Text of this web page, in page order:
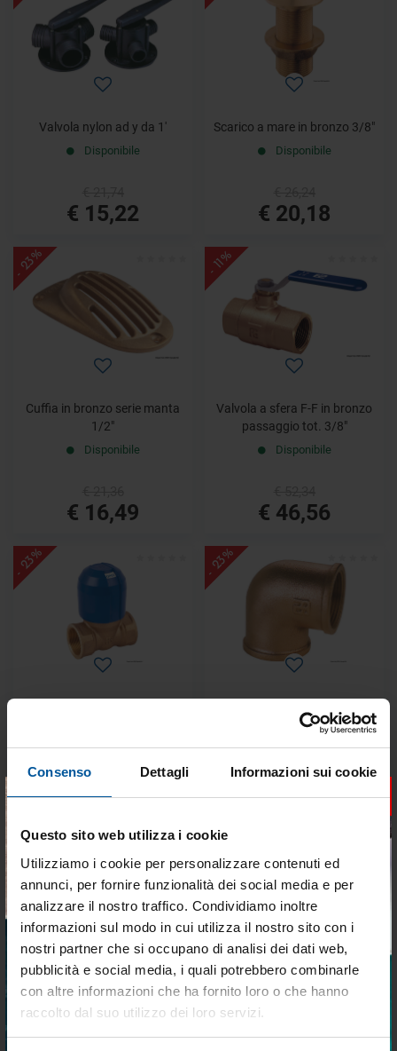
Tieniti aggiornato sulle
migliori occasioni per la tua
barca
×
Consenso Dettagli Informazioni sui cookie
Questo sito web utilizza i cookie
Utilizziamo i cookie per personalizzare contenuti ed
annunci, per fornire funzionalità dei social media e per
analizzare il nostro traffico. Condividiamo inoltre
informazioni sul modo in cui utilizza il nostro sito con i
nostri partner che si occupano di analisi dei dati web,
pubblicità e social media, i quali potrebbero combinarle
con altre informazioni che ha fornito loro o che hanno
raccolto dal suo utilizzo dei loro servizi.
Valvola nylon ad y da 1'
Disponibile
€ 15,22
Scarico a mare in bronzo 3/8"
Disponibile
€ 20,18
- 23%
Cuffia in bronzo serie manta
1/2"
Disponibile
€ 16,49
- 11%
Valvola a sfera F-F in bronzo
passaggio tot. 3/8"
Disponibile
€ 46,56
- 23%
Disponibile
- 23%
Disponibile
- 22%
Gomito a 90° M-F in bronzo
- 23%
Raccordo a "T" in bronzo F-F-F